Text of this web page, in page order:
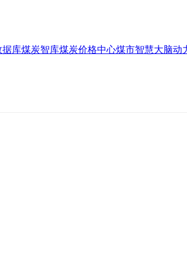
据库煤炭智库煤炭价格中心煤市智慧大脑动